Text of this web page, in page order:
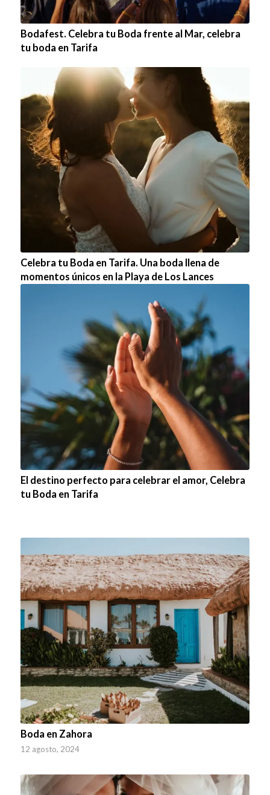
Bodafest. Celebra tu Boda frente al Mar, celebra
tu boda en Tarifa
Celebra tu Boda en Tarifa. Una boda llena de
momentos únicos en la Playa de Los Lances
El destino perfecto para celebrar el amor, Celebra
tu Boda en Tarifa
Boda en Zahora
12 agosto, 2024